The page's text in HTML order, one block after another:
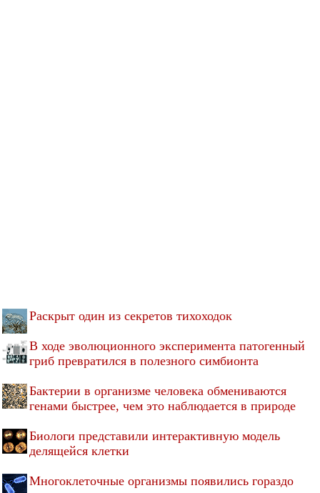
Раскрыт один из секретов тихоходок
В ходе эволюционного эксперимента патогенный
гриб превратился в полезного симбионта
Бактерии в организме человека обмениваются
генами быстрее, чем это наблюдается в природе
Биологи представили интерактивную модель
делящейся клетки
Многоклеточные организмы появились гораздо